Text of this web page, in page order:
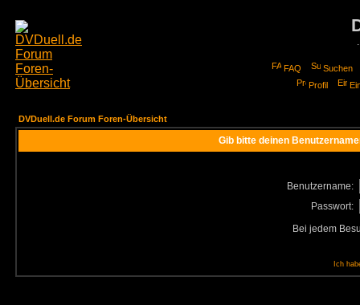
FAQ
Suchen
Profil
DVDuell.de Forum Foren-Übersicht
Gib bitte deinen
Benutzername:
Passwort:
Bei jedem
Ich